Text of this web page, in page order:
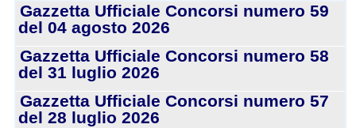
Gazzetta Ufficiale Concorsi numero 59
del 04 agosto 2026
Gazzetta Ufficiale Concorsi numero 58
del 31 luglio 2026
Gazzetta Ufficiale Concorsi numero 57
del 28 luglio 2026